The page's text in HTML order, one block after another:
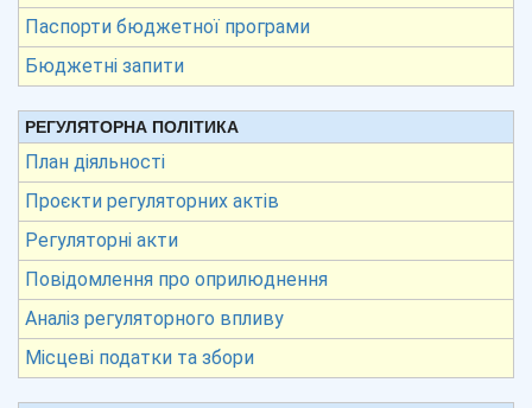
Паспорти бюджетної програми
Бюджетні запити
РЕГУЛЯТОРНА ПОЛІТИКА
План діяльності
Проєкти регуляторних актів
Регуляторні акти
Повідомлення про оприлюднення
Аналіз регуляторного впливу
Місцеві податки та збори